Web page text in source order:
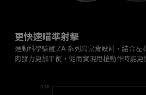
更快速瞄準射擊
運動科學驗證 ZA 系列高鼠背設計，結合左
肉發力更加平衡，從而實現甩槍動作時能更